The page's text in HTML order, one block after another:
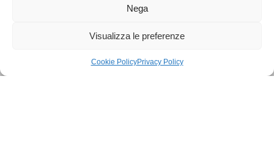
Nega
Visualizza le preferenze
Cookie PolicyPrivacy Policy
commerciale@ego.it